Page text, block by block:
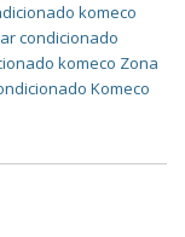
komeco
condicionado
komeco Zona
Komeco